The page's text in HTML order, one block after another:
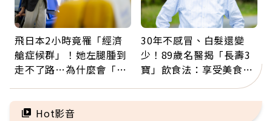
飛日本2小時竟罹「經濟
艙症候群」！她左腿腫到
走不了路…為什麼會「靜
注意
30年不感冒、白髮還變
少！89歲名醫揭「長壽3
寶」飲食法：享受美食不
Hot影音